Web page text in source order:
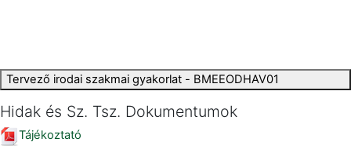
Tervező irodai szakmai gyakorlat - BMEEODHAV01
Hidak és Sz. Tsz. Dokumentumok
Tájékoztató